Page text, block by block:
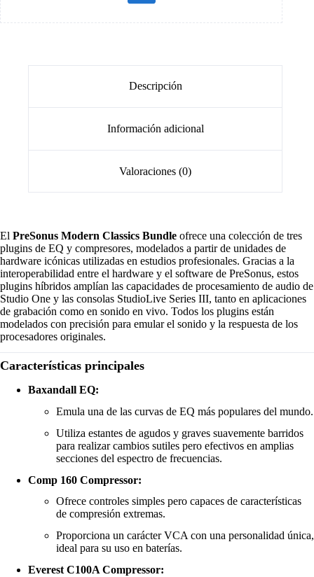
Descripción
Información adicional
Valoraciones (0)
El PreSonus Modern Classics Bundle ofrece una colección de tres
plugins de EQ y compresores, modelados a partir de unidades de
hardware icónicas utilizadas en estudios profesionales. Gracias a la
interoperabilidad entre el hardware y el software de PreSonus, estos
plugins híbridos amplían las capacidades de procesamiento de audio de
Studio One y las consolas StudioLive Series III, tanto en aplicaciones
de grabación como en sonido en vivo. Todos los plugins están
modelados con precisión para emular el sonido y la respuesta de los
procesadores originales.
Características principales
Baxandall EQ:
Emula una de las curvas de EQ más populares del mundo.
Utiliza estantes de agudos y graves suavemente barridos
para realizar cambios sutiles pero efectivos en amplias
secciones del espectro de frecuencias.
Comp 160 Compressor:
Ofrece controles simples pero capaces de características
de compresión extremas.
Proporciona un carácter VCA con una personalidad única,
ideal para su uso en baterías.
Everest C100A Compressor: